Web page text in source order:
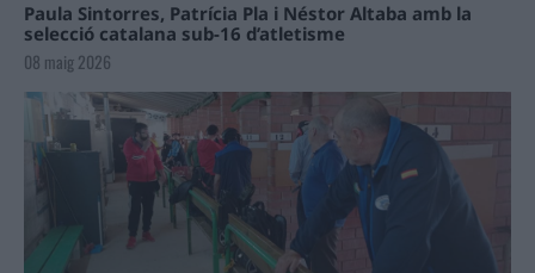
Paula Sintorres, Patrícia Pla i Néstor Altaba amb la
selecció catalana sub-16 d’atletisme
08 maig 2026